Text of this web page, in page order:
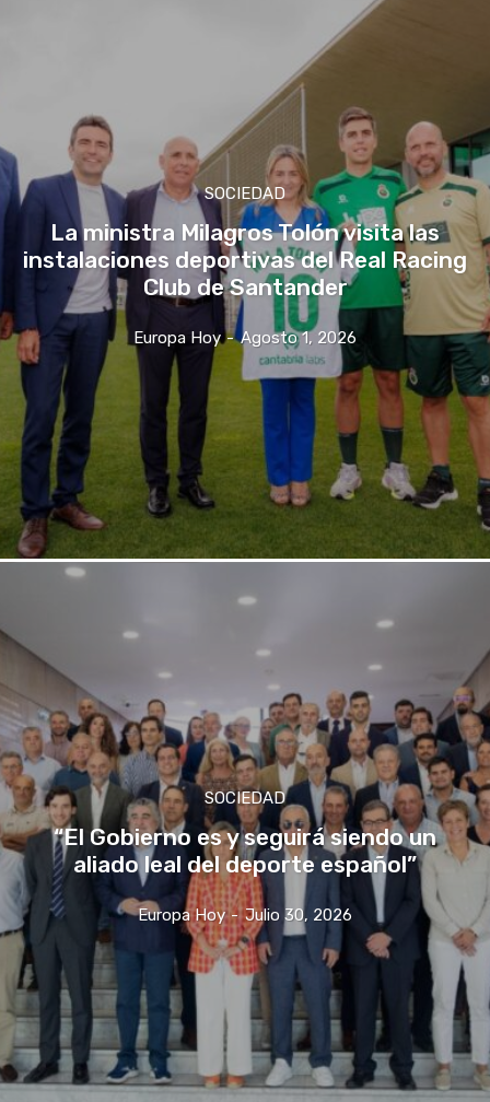
SOCIEDAD
La ministra Milagros Tolón visita las
instalaciones deportivas del Real Racing
Club de Santander
Europa Hoy - Agosto 1, 2026
SOCIEDAD
“El Gobierno es y seguirá siendo un
aliado leal del deporte español”
Europa Hoy - Julio 30, 2026